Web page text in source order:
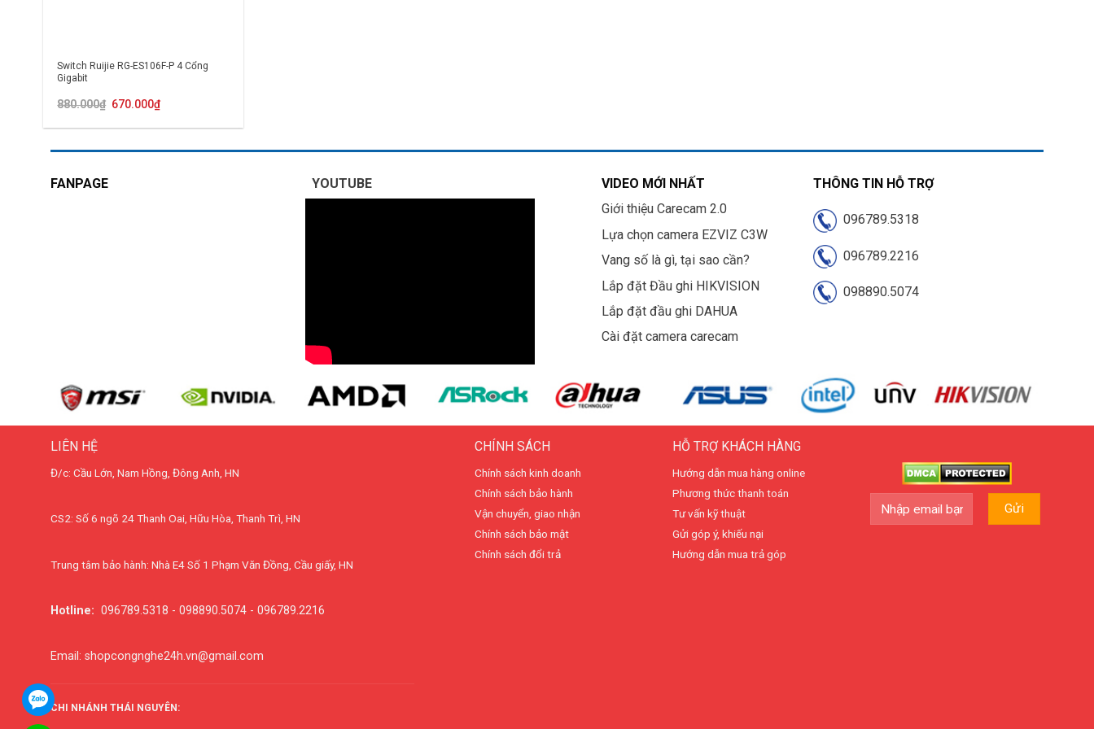
Switch Ruijie RG-ES106F-P 4 Cổng
Gigabit
880.000₫ Giá
670.000₫Giá
hiện
FANPAGE YOUTUBE
VIDEO MỚI NHẤT
Giới thiệu Carecam 2.0
Lựa chọn camera EZVIZ C3W
Vang số là gì, tại sao cần?
Lắp đặt Đầu ghi HIKVISION
Lắp đặt đầu ghi DAHUA
Cài đặt camera carecam
THÔNG TIN HỖ TRỢ
096789.5318
096789.2216
098890.5074
LIÊN HỆ
Đ/c: Cầu Lớn, Nam Hồng, Đông Anh, HN
CS2: Số 6 ngõ 24 Thanh Oai, Hữu Hòa, Thanh Trì, HN
Trung tâm bảo hành: Nhà E4 Số 1 Phạm Văn Đồng, Cầu giấy, HN
Hotline: 096789.5318 - 098890.5074 - 096789.2216
Email: shopcongnghe24h.vn@gmail.com
CHI NHÁNH THÁI NGUYÊN:
CHÍNH SÁCH
Chính sách kinh doanh
Chính sách bảo hành
Vận chuyển, giao nhận
Chính sách bảo mật
Chính sách đổi trả
HỖ TRỢ KHÁCH HÀNG
Hướng dẫn mua hàng online
Phương thức thanh toán
Tư vấn kỹ thuật
Gửi góp ý, khiếu nại
Hướng dẫn mua trả góp